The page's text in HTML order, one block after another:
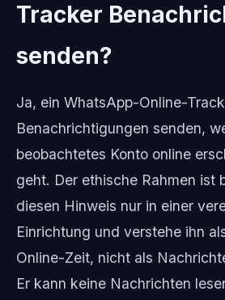
Tracker
senden?
Ja, ein WhatsApp-Online-
Benachrichtigungen senden,
beobachtetes Konto online
geht. Der ethische Rahmen ist
diesen Hinweis nur in einer
Einrichtung und verstehe ihn
Online-Zeit, nicht als
Er kann keine Nachrichten